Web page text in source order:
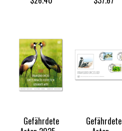
Gefährdete
Gefährdete